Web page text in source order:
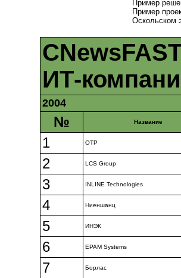
Пример
Пример
Оскольском
ИТ-
2004
№ Название
1 ОТР
2 LCS Group
3 INLINE Technologies
4 Ниеншанц
5 ИНЭК
6 EPAM Systems
7 Борлас